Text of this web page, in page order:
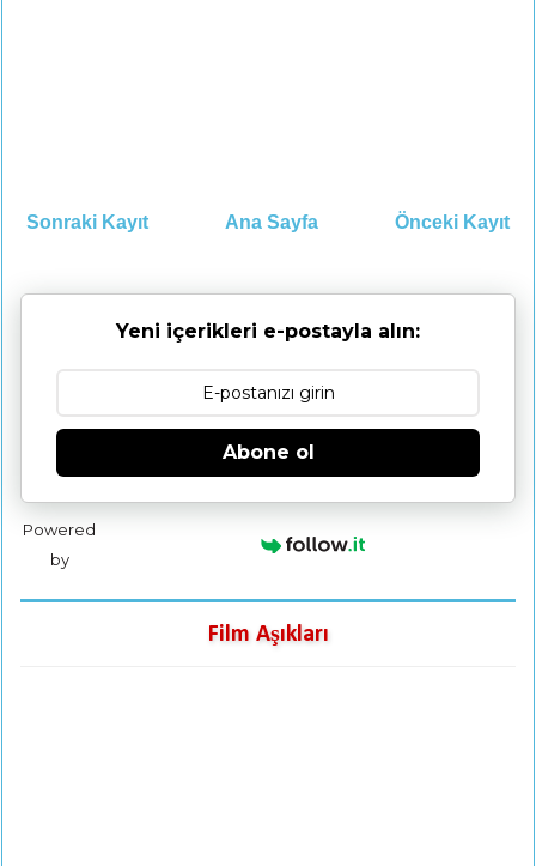
Sonraki Kayıt Önceki Kayıt
Ana Sayfa
Yeni içerikleri e-postayla alın:
Abone ol
Powered
by
Film Aşıkları